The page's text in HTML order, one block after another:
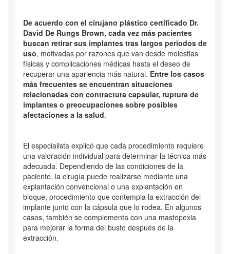
De acuerdo con el cirujano plástico certificado Dr.
David De Rungs Brown, cada vez más pacientes
buscan retirar sus implantes tras largos periodos de
uso, motivadas por razones que van desde molestias
físicas y complicaciones médicas hasta el deseo de
recuperar una apariencia más natural. Entre los casos
más frecuentes se encuentran situaciones
relacionadas con contractura capsular, ruptura de
implantes o preocupaciones sobre posibles
afectaciones a la salud.
El especialista explicó que cada procedimiento requiere
una valoración individual para determinar la técnica más
adecuada. Dependiendo de las condiciones de la
paciente, la cirugía puede realizarse mediante una
explantación convencional o una explantación en
bloque, procedimiento que contempla la extracción del
implante junto con la cápsula que lo rodea. En algunos
casos, también se complementa con una mastopexia
para mejorar la forma del busto después de la
extracción.